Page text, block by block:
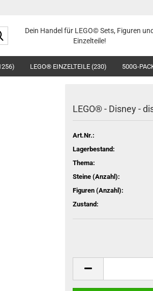
Suche...Dein Handel für LEGO© Sets, Figuren und
Einzelteile!
LEGO® EINZELTEILE (230) 500G-
LEGO® - Disney -
Art.Nr.:
Lagerbestand:
Thema:
Steine (Anzahl):
Figuren (Anzahl):
Zustand: